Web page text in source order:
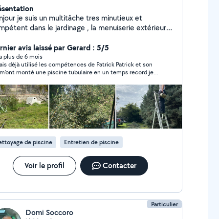
je suis un multitâche tres minutieux et
jardinage , la menuiserie extérieure
bien équipé en matériel électroportatif et j ai un
de transport avec remorque Mon fils s'occupe
avec quelques années d'expérience
avis laissé par Gerard : 5/5
plus de 6 mois
déjà utilisé les compétences de Patrick Patrick et son
monté une piscine tubulaire en un temps record je
de piscine Entretien de piscine
Voir le profil Contacter
Particulier
Domi Soccoro